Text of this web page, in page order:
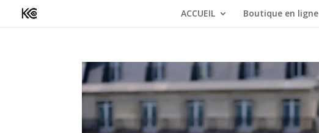
ACCUEIL Boutique en ligne